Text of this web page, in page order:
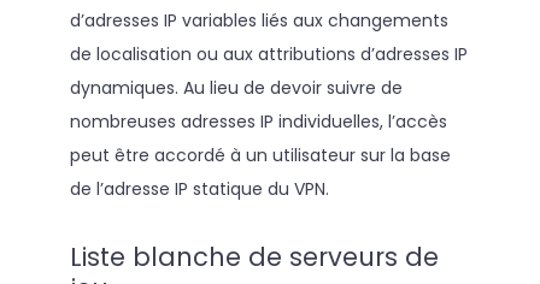
d’adresses IP variables liés aux changements
de localisation ou aux attributions d’adresses IP
dynamiques. Au lieu de devoir suivre de
nombreuses adresses IP individuelles, l’accès
peut être accordé à un utilisateur sur la base
de l’adresse IP statique du VPN.
Liste blanche de serveurs de